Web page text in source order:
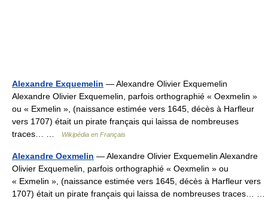
Alexandre Exquemelin — Alexandre Olivier Exquemelin
Alexandre Olivier Exquemelin, parfois orthographié « Oexmelin »
ou « Exmelin », (naissance estimée vers 1645, décès à Harfleur
vers 1707) était un pirate français qui laissa de nombreuses
traces… …
Wikipédia en Français
Alexandre Oexmelin — Alexandre Olivier Exquemelin Alexandre
Olivier Exquemelin, parfois orthographié « Oexmelin » ou
« Exmelin », (naissance estimée vers 1645, décès à Harfleur vers
1707) était un pirate français qui laissa de nombreuses traces… …